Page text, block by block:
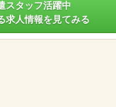
スタッフ活躍中
求人情報を見てみる